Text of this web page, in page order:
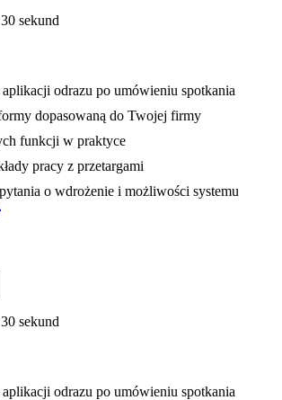
sekund
odrazu po umówieniu spotkania
dopasowaną do Twojej firmy
funkcji w praktyce
pracy z przetargami
o wdrożenie i możliwości systemu
sekund
odrazu po umówieniu spotkania